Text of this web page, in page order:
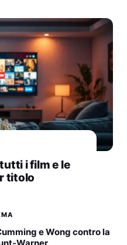
i film e le
titolo
e Wong contro la